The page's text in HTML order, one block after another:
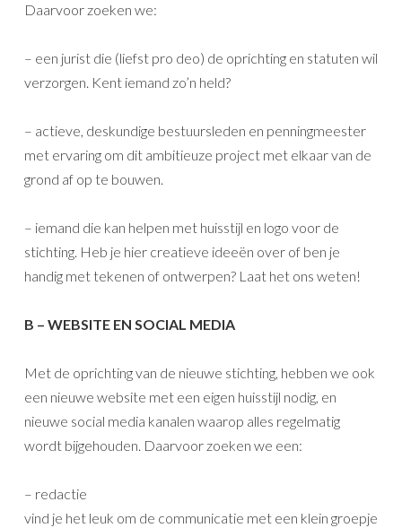
Daarvoor zoeken we:
– een jurist die (liefst pro deo) de oprichting en statuten wil
verzorgen. Kent iemand zo’n held?
– actieve, deskundige bestuursleden en penningmeester
met ervaring om dit ambitieuze project met elkaar van de
grond af op te bouwen.
– iemand die kan helpen met huisstijl en logo voor de
stichting. Heb je hier creatieve ideeën over of ben je
handig met tekenen of ontwerpen? Laat het ons weten!
B – WEBSITE EN SOCIAL MEDIA
Met de oprichting van de nieuwe stichting, hebben we ook
een nieuwe website met een eigen huisstijl nodig, en
nieuwe social media kanalen waarop alles regelmatig
wordt bijgehouden. Daarvoor zoeken we een:
– redactie
vind je het leuk om de communicatie met een klein groepje